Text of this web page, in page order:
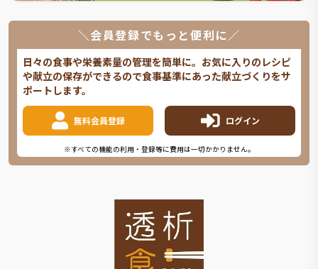
＼会員登録でもっと便利に／
日々の食事や栄養素量の管理を簡単に。お気に入りのレシピ
や献立の保存ができるので食事基準にあった献立づくりをサ
ポートします。
無料会員登録 ログイン
※すべての機能の利用・登録等に費用は一切かかりません。